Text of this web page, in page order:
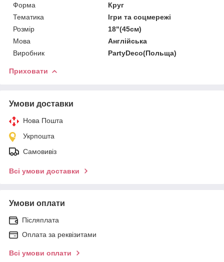
Форма
Круг
Тематика
Ігри та соцмережі
Розмір
18"(45см)
Мова
Англійська
Виробник
PartyDeco(Польща)
Приховати
Умови доставки
Нова Пошта
Укрпошта
Самовивіз
Всі умови доставки
Умови оплати
Післяплата
Оплата за реквізитами
Всі умови оплати